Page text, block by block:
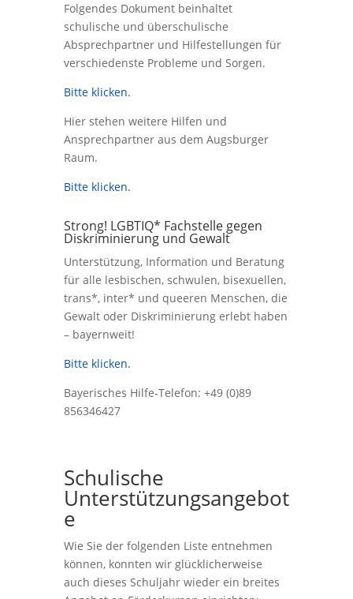
Folgendes Dokument beinhaltet
schulische und überschulische
Absprechpartner und Hilfestellungen für
verschiedenste Probleme und Sorgen.
Bitte klicken.
Hier stehen weitere Hilfen und
Ansprechpartner aus dem Augsburger
Raum.
Bitte klicken.
Strong! LGBTIQ* Fachstelle gegen
Diskriminierung und Gewalt
Unterstützung, Information und Beratung
für alle lesbischen, schwulen, bisexuellen,
trans*, inter* und queeren Menschen, die
Gewalt oder Diskriminierung erlebt haben
– bayernweit!
Bitte klicken.
Bayerisches Hilfe-Telefon: +49 (0)89
856346427
Schulische
Unterstützungsangebot
e
Wie Sie der folgenden Liste entnehmen
können, konnten wir glücklicherweise
auch dieses Schuljahr wieder ein breites